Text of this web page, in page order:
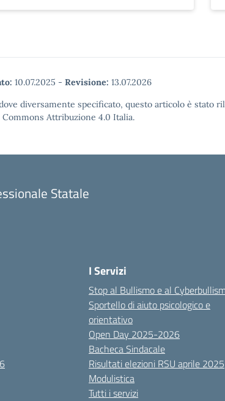
10.07.2025 - Revisione: 13.07.2026
diversamente specificato, questo articolo è stato
Commons Attribuzione 4.0 Italia.
Statale
I Servizi
Stop al Bullismo e al
Sportello di aiuto psicologico e
orientativo
Open Day 2025-2026
Bacheca Sindacale
Risultati elezioni RSU aprile 2025
Modulistica
Tutti i servizi